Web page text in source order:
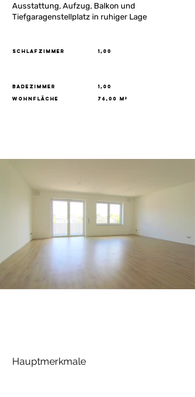
Ausstattung, Aufzug, Balkon und
Tiefgaragenstellplatz in ruhiger Lage
Schlafzimmer 1,00
Badezimmer
1,00
Wohnfläche
76,00 m²
Hauptmerkmale